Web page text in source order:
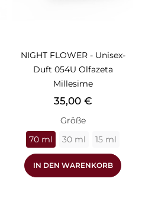
NIGHT FLOWER - Unisex-
Duft 054U Olfazeta
Millesime
Preis
35,00 €
Größe
70 ml
30 ml 15 ml
IN DEN WARENKORB